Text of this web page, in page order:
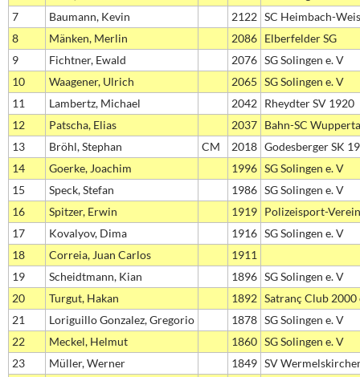
7
Baumann, Kevin 2122 SC Heimbach-
8
Mänken, Merlin 2086 Elberfelder SG
9
Fichtner, Ewald 2076 SG Solingen e. V
10
Waagener, Ulrich 2065 SG Solingen e. V
11
Lambertz, Michael 2042 Rheydter SV 1920
12
Patscha, Elias 2037 Bahn-SC
13
Bröhl, Stephan CM 2018 Godesberger SK
14
Goerke, Joachim 1996 SG Solingen e. V
15
Speck, Stefan 1986 SG Solingen e. V
16
Spitzer, Erwin 1919 Polizeisport-
17
Kovalyov, Dima 1916 SG Solingen e. V
18
Correia, Juan Carlos
1911
19
Scheidtmann, Kian 1896 SG Solingen e. V
20
Turgut, Hakan 1892 Satranç Club 2000
21
Loriguillo Gonzalez, Gregorio 1878 SG Solingen e. V
22
Meckel, Helmut 1860 SG Solingen e. V
23
Müller, Werner 1849 SV